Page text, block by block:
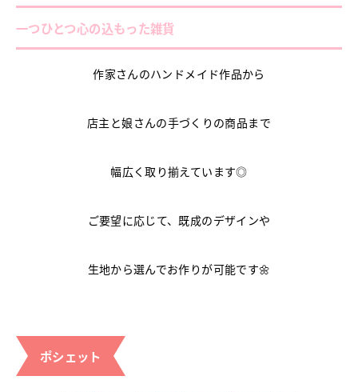
一つひとつ心の込もった雑貨
作家さんのハンドメイド作品から
店主と娘さんの手づくりの商品まで
幅広く取り揃えています◎
ご要望に応じて、既成のデザインや
生地から選んでお作りが可能です🌼
ポシェット